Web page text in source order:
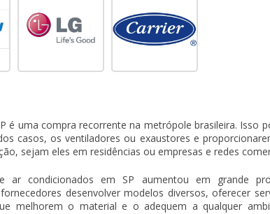
é uma compra recorrente na metrópole brasileira. Isso
casos, os ventiladores ou exaustores e
sejam eles em residências ou empresas e redes
ar condicionados em SP aumentou em grande
desenvolver modelos diversos, oferecer
melhorem o material e o adequem a qualquer